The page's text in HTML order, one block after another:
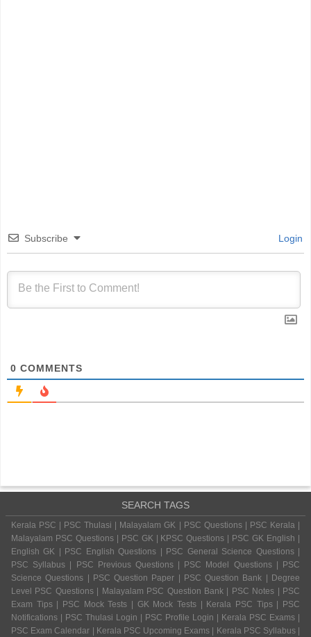
Subscribe Login
0 COMMENTS
SEARCH TAGS
Kerala PSC | PSC Thulasi | Malayalam GK | PSC Questions | PSC Kerala |
Malayalam PSC Questions | PSC GK | KPSC Questions | PSC GK English |
English GK | PSC English Questions | PSC General Science Questions |
PSC Syllabus | PSC Previous Questions | PSC Model Questions | PSC
Science Questions | PSC Question Paper | PSC Question Bank | Degree
Level PSC Questions | Malayalam PSC Question Bank | PSC Notes | PSC
Exam Tips | PSC Mock Tests | GK Mock Tests | Kerala PSC Tips | PSC
Notifications | PSC Thulasi Login | PSC Profile Login | Kerala PSC Exams |
PSC Exam Calendar | Kerala PSC Upcoming Exams | Kerala PSC Syllabus |